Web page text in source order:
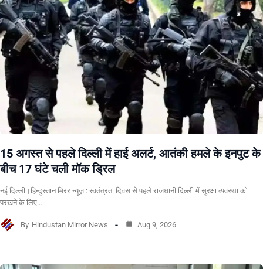
15 अगस्त से पहले दिल्ली में हाई अलर्ट, आतंकी हमले के इनपुट के
बीच 17 घंटे चली मॉक ड्रिल
नई दिल्ली।हिन्दुस्तान मिरर न्यूज़ : स्वतंत्रता दिवस से पहले राजधानी दिल्ली में सुरक्षा व्यवस्था को
परखने के लिए…
By Hindustan Mirror News Aug 9, 2026